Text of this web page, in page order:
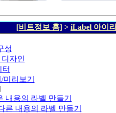
[비트정보 홈] > iLabel 아이
성
자인
터
미리보기
내용의 라벨 만들기
른 내용의 라벨 만들기